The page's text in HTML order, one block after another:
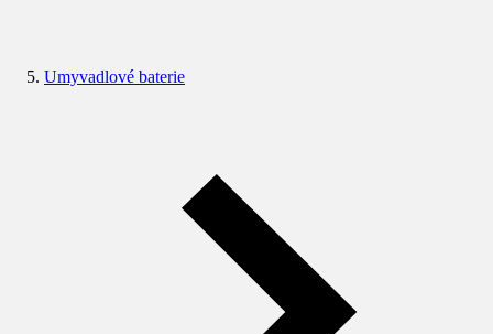
Umyvadlové baterie